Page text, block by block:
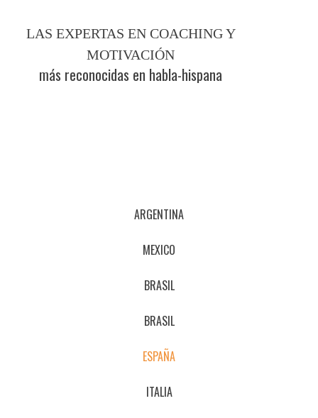
LAS EXPERTAS EN COACHING Y
MOTIVACIÓN
más reconocidas en habla-hispana
ARGENTINA
MEXICO
BRASIL
BRASIL
ESPAÑA
ITALIA